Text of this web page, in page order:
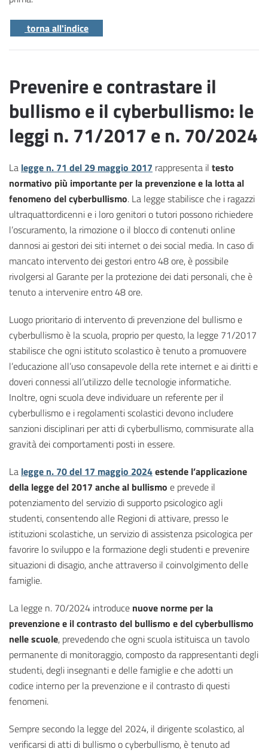
torna all'indice
Prevenire e contrastare il
bullismo e il cyberbullismo: le
leggi n. 71/2017 e n. 70/2024
La legge n. 71 del 29 maggio 2017 rappresenta il testo
normativo più importante per la prevenzione e la lotta al
fenomeno del cyberbullismo. La legge stabilisce che i ragazzi
ultraquattordicenni e i loro genitori o tutori possono richiedere
l’oscuramento, la rimozione o il blocco di contenuti online
dannosi ai gestori dei siti internet o dei social media. In caso di
mancato intervento dei gestori entro 48 ore, è possibile
rivolgersi al Garante per la protezione dei dati personali, che è
tenuto a intervenire entro 48 ore.
Luogo prioritario di intervento di prevenzione del bullismo e
cyberbullismo è la scuola, proprio per questo, la legge 71/2017
stabilisce che ogni istituto scolastico è tenuto a promuovere
l’educazione all’uso consapevole della rete internet e ai diritti e
doveri connessi all’utilizzo delle tecnologie informatiche.
Inoltre, ogni scuola deve individuare un referente per il
cyberbullismo e i regolamenti scolastici devono includere
sanzioni disciplinari per atti di cyberbullismo, commisurate alla
gravità dei comportamenti posti in essere.
La legge n. 70 del 17 maggio 2024estende l’applicazione
della legge del 2017 anche al bullismo e prevede il
potenziamento del servizio di supporto psicologico agli
studenti, consentendo alle Regioni di attivare, presso le
istituzioni scolastiche, un servizio di assistenza psicologica per
favorire lo sviluppo e la formazione degli studenti e prevenire
situazioni di disagio, anche attraverso il coinvolgimento delle
famiglie.
La legge n. 70/2024 introduce nuove norme per la
prevenzione e il contrasto del bullismo e del cyberbullismo
nelle scuole, prevedendo che ogni scuola istituisca un tavolo
permanente di monitoraggio, composto da rappresentanti degli
studenti, degli insegnanti e delle famiglie e che adotti un
codice interno per la prevenzione e il contrasto di questi
fenomeni.
Sempre secondo la legge del 2024, il dirigente scolastico, al
verificarsi di atti di bullismo o cyberbullismo, è tenuto ad